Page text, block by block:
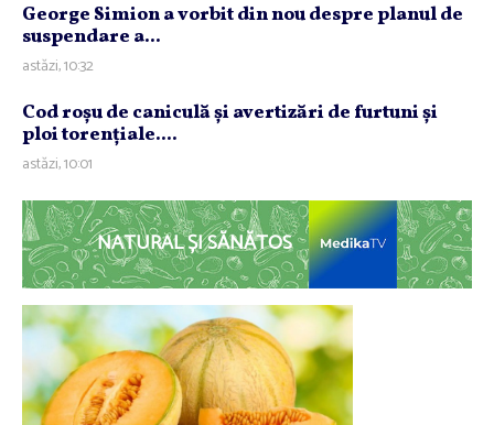
George Simion a vorbit din nou despre planul de
suspendare a...
astăzi, 10:32
Cod roşu de caniculă şi avertizări de furtuni şi
ploi torenţiale....
astăzi, 10:01
NATURAL ȘI SĂNĂTOS